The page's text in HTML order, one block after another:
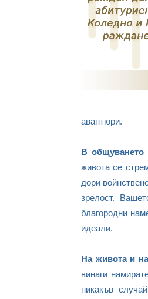
авантюри.
В общуването
живота се
дори
зрелост.
благородни
идеали.
На живота и
винаги
никакъв